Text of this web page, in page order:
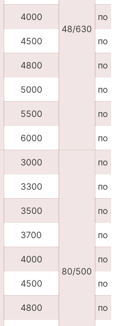
48/630
4000 по
4500 по
4800 по
5000 по
5500 по
6000 по
3000
80/500
по
3300 по
3500 по
3700 по
4000 по
4500 по
4800 по